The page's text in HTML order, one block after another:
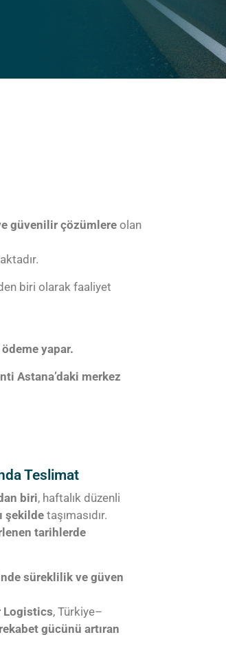
güvenilir çözümlere olan
biri olarak faaliyet
yapar.
Astana’daki merkez
Teslimat
biri, haftalık düzenli
şekildetaşımasıdır.
tarihlerde
süreklilik ve güven
Logistics, Türkiye–
rekabet gücünü artıran